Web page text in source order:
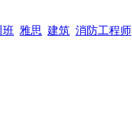
班 雅思 建筑 消防工程师